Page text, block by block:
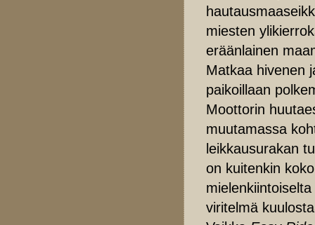
miesten
eräänlainen
Matkaa hivenen
paikoillaan
Moottorin
muutamassa
leikkausurakan
on kuitenkin
viritelmä